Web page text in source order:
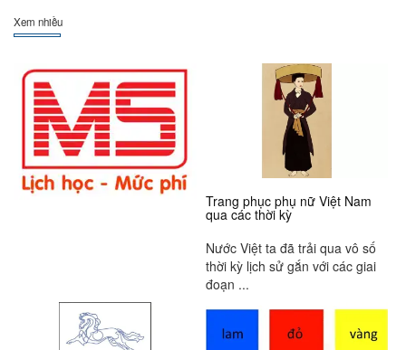
Xem nhiều
Trang phục phụ nữ Việt Nam
qua các thời kỳ
Nước Việt ta đã trải qua vô số
thời kỳ lịch sử gắn với các giai
đoạn ...